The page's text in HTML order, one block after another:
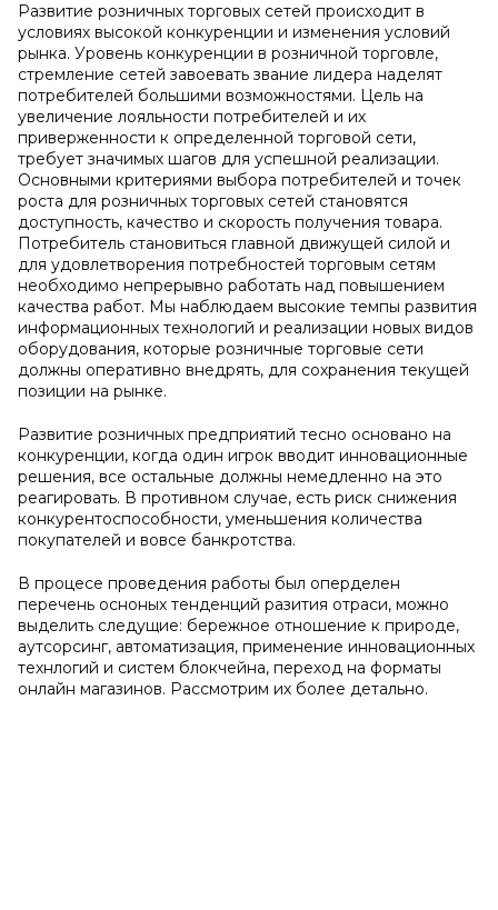
Развитие розничных торговых сетей происходит в
условиях высокой конкуренции и изменения условий
рынка. Уровень конкуренции в розничной торговле,
стремление сетей завоевать звание лидера наделят
потребителей большими возможностями. Цель на
увеличение лояльности потребителей и их
приверженности к определенной торговой сети,
требует значимых шагов для успешной реализации.
Основными критериями выбора потребителей и точек
роста для розничных торговых сетей становятся
доступность, качество и скорость получения товара.
Потребитель становиться главной движущей силой и
для удовлетворения потребностей торговым сетям
необходимо непрерывно работать над повышением
качества работ. Мы наблюдаем высокие темпы развития
информационных технологий и реализации новых видов
оборудования, которые розничные торговые сети
должны оперативно внедрять, для сохранения текущей
позиции на рынке.
Развитие розничных предприятий тесно основано на
конкуренции, когда один игрок вводит инновационные
решения, все остальные должны немедленно на это
реагировать. В противном случае, есть риск снижения
конкурентоспособности, уменьшения количества
покупателей и вовсе банкротства.
В процесе проведения работы был оперделен
перечень осноных тенденций разития отраси, можно
выделить следущие: бережное отношение к природе,
аутсорсинг, автоматизация, применение инновационных
технлогий и систем блокчейна, переход на форматы
онлайн магазинов. Рассмотрим их более детально.